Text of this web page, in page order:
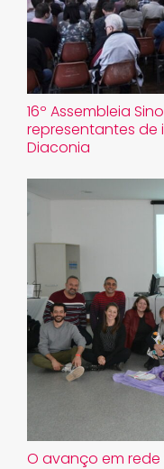
16º Assembleia
representantes de
Diaconia
O avanço em